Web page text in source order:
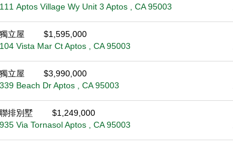
111 Aptos Village Wy Unit 3 Aptos , CA 95003
獨立屋
$1,595,000
104 Vista Mar Ct Aptos , CA 95003
獨立屋
$3,990,000
339 Beach Dr Aptos , CA 95003
聯排別墅
$1,249,000
935 Via Tornasol Aptos , CA 95003